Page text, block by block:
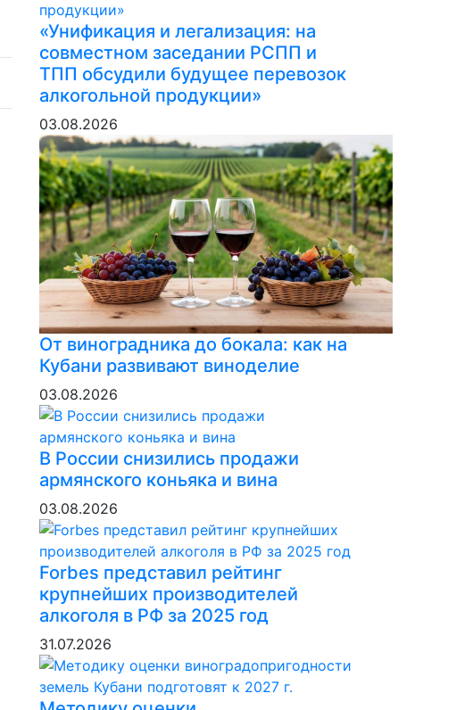
«Унификация и легализация: на
совместном заседании РСПП и
ТПП обсудили будущее перевозок
алкогольной продукции»
03.08.2026
От виноградника до бокала: как на
Кубани развивают виноделие
03.08.2026
В России снизились продажи
армянского коньяка и вина
03.08.2026
Forbes представил рейтинг
крупнейших производителей
алкоголя в РФ за 2025 год
31.07.2026